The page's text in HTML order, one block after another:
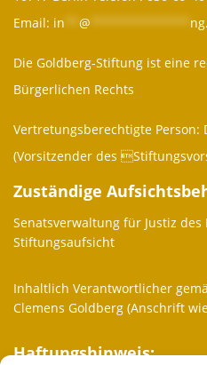
Email: in @ **************
Die Goldberg-Stiftung ist eine
Bürgerlichen Rechts
Vertretungsberechtigte Person:
(Vorsitzender des
Zuständige
Senatsverwaltung für Justiz des
Stiftungsaufsicht
Inhaltlich Verantwortlicher
Clemens Goldberg (Anschrift
Haftungshinweis: